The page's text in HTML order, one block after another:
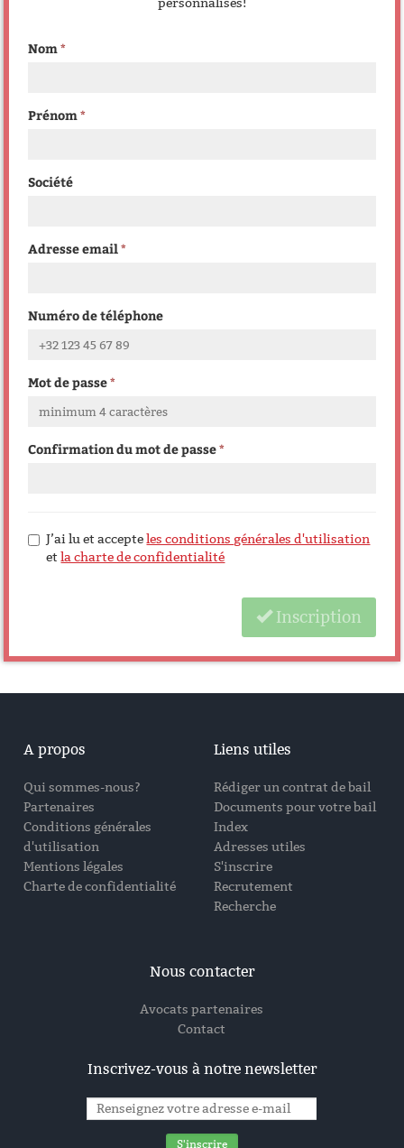
personnalisés!
Nom
Prénom
Société
Adresse email
Numéro de téléphone
Mot de passe
Confirmation du mot de passe
J’ai lu et accepteles conditions générales d'utilisation
etla charte de confidentialité
Inscription
A propos
Qui sommes-nous?
Partenaires
Conditions générales
d'utilisation
Mentions légales
Charte de confidentialité
Liens utiles
Rédiger un contrat de bail
Documents pour votre bail
Index
Adresses utiles
S'inscrire
Recrutement
Recherche
Nous contacter
Avocats partenaires
Contact
Inscrivez-vous à notre newsletter